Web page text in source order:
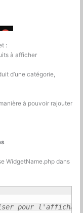
:
à afficher
d’une catégorie,
à pouvoir rajouter
WidgetName.php dans
pour